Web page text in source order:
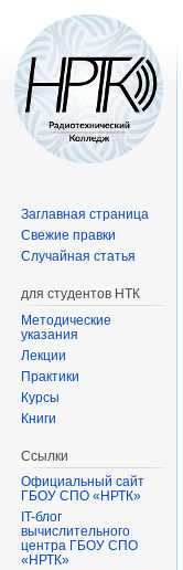
Заглавная страница
Свежие правки
Случайная статья
для студентов НТК
Методические
указания
Лекции
Практики
Курсы
Книги
Ссылки
Официальный сайт
ГБОУ СПО «НРТК»
IT-блог
вычислительного
центра ГБОУ СПО
«НРТК»